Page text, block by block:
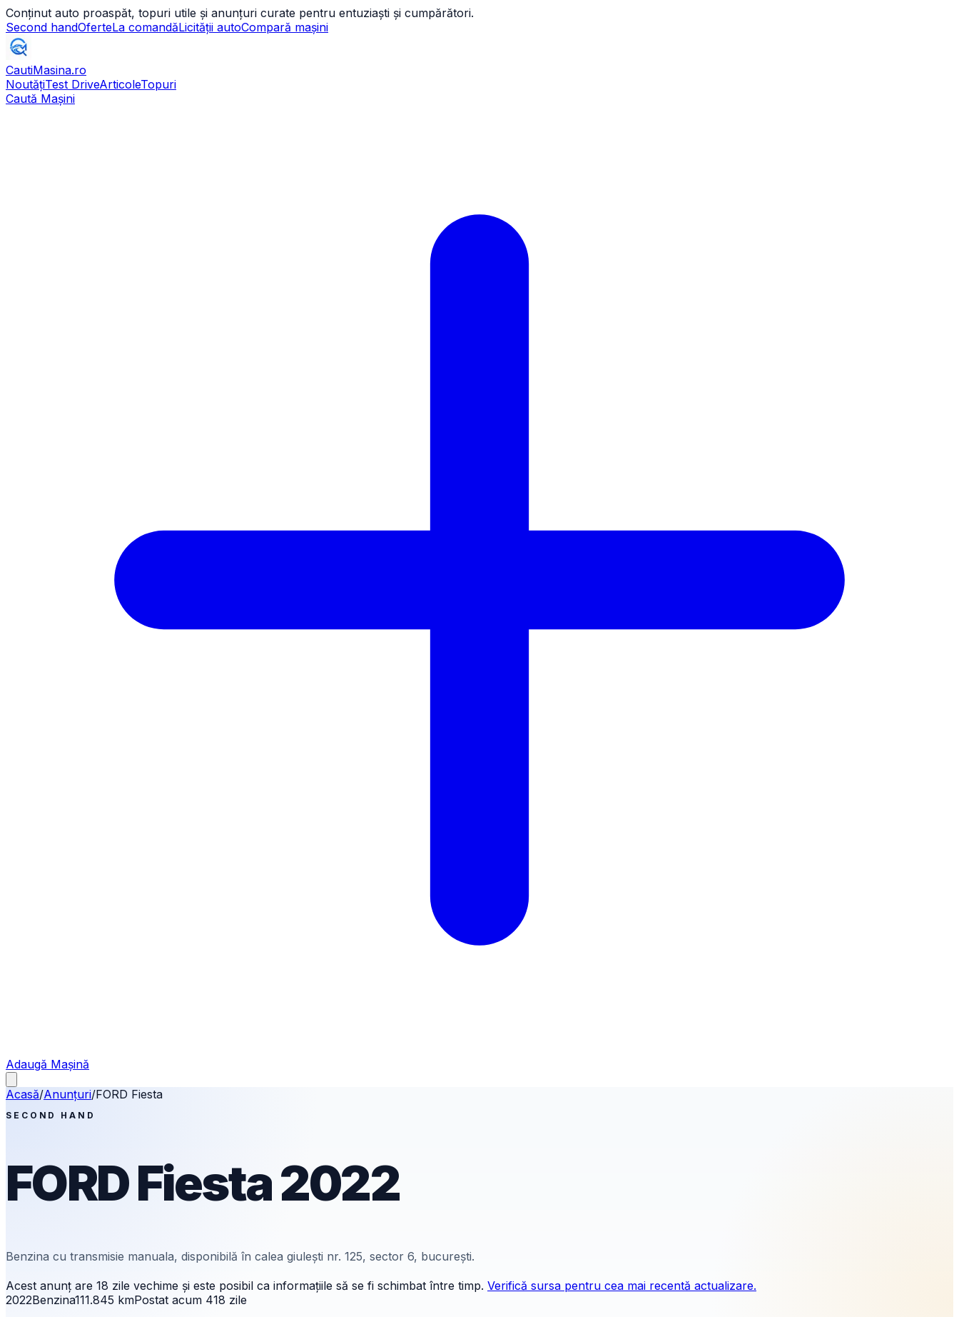
Conținut auto proaspăt, topuri utile și anunțuri curate pentru entuziaști și cumpărători.
Second handOferteLa comandăLicității autoCompară mașini
CautiMasina.ro
NoutățiTest DriveArticoleTopuri
Caută Mașini
Adaugă Mașină
Acasă/Anunțuri/FORD Fiesta
SECOND HAND
FORDFiesta2022
Benzina cu transmisie manuala, disponibilă în calea giulești nr. 125, sector 6, bucurești.
Acest anunț are 18 zile vechime și este posibil ca informațiile să se fi schimbat între timp. Verifică sursa pentru cea mai recentă actualizare.
2022Benzina111.845 kmPostat acum 418 zile